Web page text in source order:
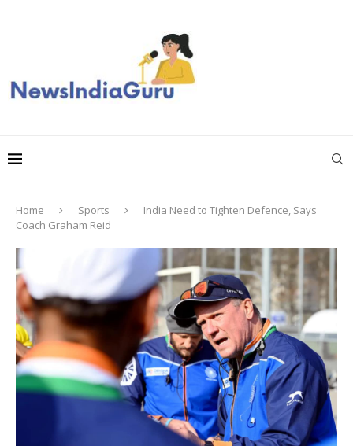
Home Sports
India Need to Tighten Defence, Says
Coach Graham Reid